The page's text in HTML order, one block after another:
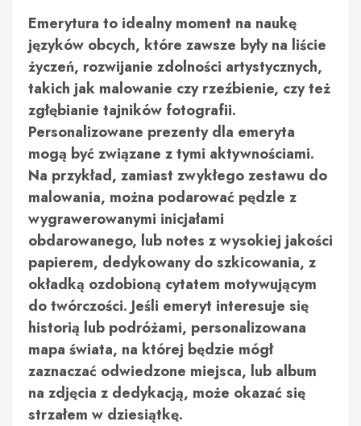
Emerytura to idealny moment na naukę
języków obcych, które zawsze były na liście
życzeń, rozwijanie zdolności artystycznych,
takich jak malowanie czy rzeźbienie, czy też
zgłębianie tajników fotografii.
Personalizowane prezenty dla emeryta
mogą być związane z tymi aktywnościami.
Na przykład, zamiast zwykłego zestawu do
malowania, można podarować pędzle z
wygrawerowanymi inicjałami
obdarowanego, lub notes z wysokiej jakości
papierem, dedykowany do szkicowania, z
okładką ozdobioną cytatem motywującym
do twórczości. Jeśli emeryt interesuje się
historią lub podróżami, personalizowana
mapa świata, na której będzie mógł
zaznaczać odwiedzone miejsca, lub album
na zdjęcia z dedykacją, może okazać się
strzałem w dziesiątkę.